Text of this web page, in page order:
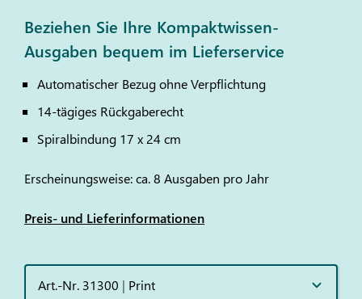
Beziehen Sie Ihre Kompaktwissen-
Ausgaben bequem im Lieferservice
Automatischer Bezug ohne Verpflichtung
14-tägiges Rückgaberecht
Spiralbindung 17 x 24 cm
Erscheinungsweise: ca. 8 Ausgaben pro Jahr
Preis- und Lieferinformationen
Art.-Nr. 31300 | Print